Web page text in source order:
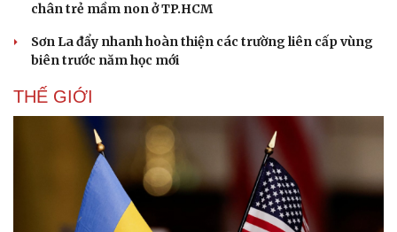
chân trẻ mầm non ở TP.HCM
Sơn La đẩy nhanh hoàn thiện các trường liên cấp vùng
biên trước năm học mới
THẾ GIỚI